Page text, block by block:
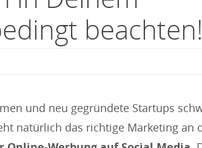
beachten!
und neu gegründete Startups
natürlich das richtige Marketing an